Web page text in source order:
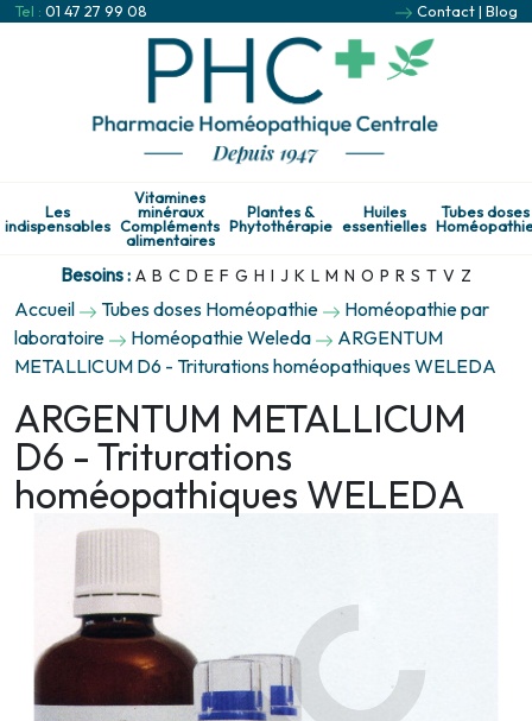
Tel : 01 47 27 99 08 Contact| Blog
Les
indispensables
Vitamines
minéraux
Compléments
alimentaires
Plantes &
Phytothérapie
Huiles
essentielles
Tubes doses
Besoins : A B C D E F G H I J K L M N O P R S T V Z
Accueil Tubes doses Homéopathie
Homéopathie par
laboratoire
Homéopathie Weleda
ARGENTUM
METALLICUM D6 - Triturations homéopathiques WELEDA
ARGENTUM METALLICUM
D6 - Triturations
homéopathiques WELEDA